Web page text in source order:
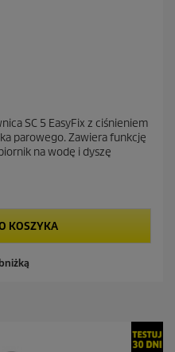
SC 5 EasyFix z ciśnieniem
parowego. Zawiera funkcję
na wodę i dyszę
KOSZYKA